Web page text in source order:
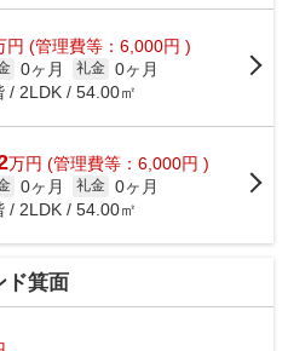
円 (管理費等：6,000円 )
0ヶ月 礼金 0ヶ月
/ 2LDK / 54.00㎡
万円 (管理費等：6,000円 )
0ヶ月 礼金 0ヶ月
/ 2LDK / 54.00㎡
ド箕面